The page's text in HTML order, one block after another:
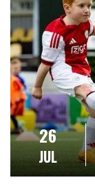
26
JUL